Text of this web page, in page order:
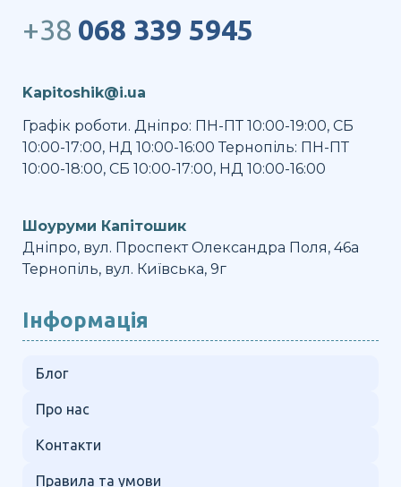
+38 068 339 5945
Kapitoshik@i.ua
Графік роботи. Дніпро: ПН-ПТ 10:00-19:00, СБ
10:00-17:00, НД 10:00-16:00 Тернопіль: ПН-ПТ
10:00-18:00, СБ 10:00-17:00, НД 10:00-16:00
Шоуруми Капітошик
Дніпро, вул. Проспект Олександра Поля, 46а
Тернопіль, вул. Київська, 9г
Інформація
Блог
Про нас
Контакти
Правила та умови